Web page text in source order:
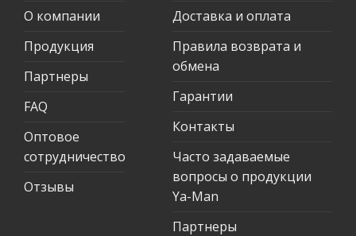
О компании
Продукция
Партнеры
FAQ
Оптовое
сотрудничество
Отзывы
Доставка и оплата
Правила возврата и
обмена
Гарантии
Контакты
Часто задаваемые
вопросы о продукции
Ya-Man
Партнеры